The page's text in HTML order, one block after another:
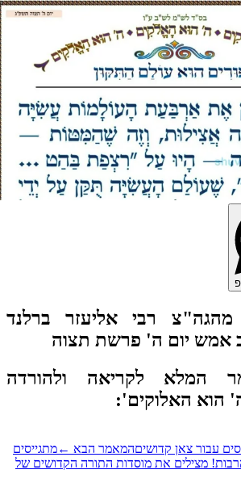
רבי אליעזר ברלנד
יום ה' פרשת תצוה
המלא לקריאה ולהורדה
האלוקים':
עבור צאן קדושיםהמאמר הבא ← מתגייסים
מצילים את מוסדות התורה הקדושים של